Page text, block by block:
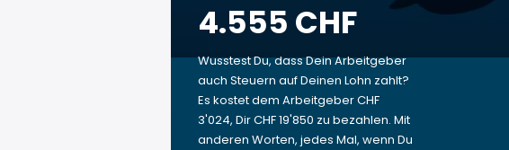
4.555 CHF
Wusstest Du, dass Dein Arbeitgeber
auch Steuern auf Deinen Lohn zahlt?
Es kostet dem Arbeitgeber CHF
3'024, Dir CHF 19'850 zu bezahlen. Mit
anderen Worten, jedes Mal, wenn Du